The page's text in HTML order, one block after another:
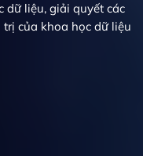
dữ liệu, giải quyết các
của khoa học dữ liệu